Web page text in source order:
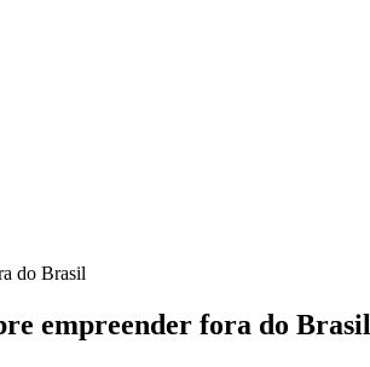
do Brasil
empreender fora do Brasil